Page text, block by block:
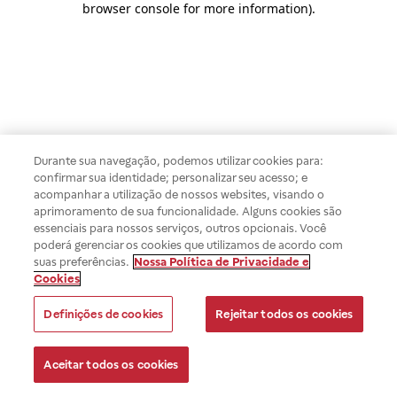
browser console for more information).
Durante sua navegação, podemos utilizar cookies para:
confirmar sua identidade; personalizar seu acesso; e
acompanhar a utilização de nossos websites, visando o
aprimoramento de sua funcionalidade. Alguns cookies são
essenciais para nossos serviços, outros opcionais. Você
poderá gerenciar os cookies que utilizamos de acordo com
suas preferências. Nossa Política de Privacidade e
Cookies
Definições de cookies Rejeitar todos os cookies
Aceitar todos os cookies